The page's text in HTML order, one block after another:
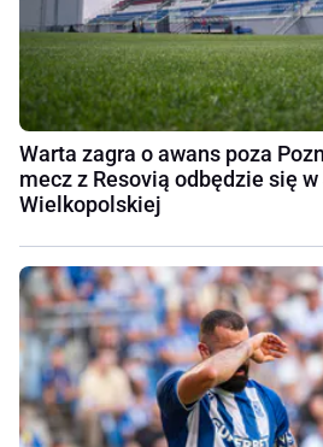
Warta zagra o awans poza
mecz z Resovią odbędzie się
Wielkopolskiej